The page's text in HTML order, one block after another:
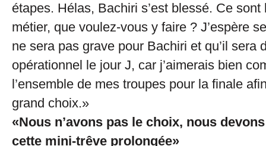
étapes. Hélas, Bachiri s’est blessé. Ce
métier, que voulez-vous y faire ? J’espère
ne sera pas grave pour Bachiri et qu’il sera
opérationnel le jour J, car j’aimerais bien
l’ensemble de mes troupes pour la finale
grand choix.»
«Nous n’avons pas le choix, nous
cette mini-trêve prolongée»